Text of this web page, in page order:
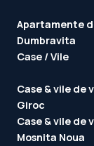
Apartamente
Dumbravita
Case / Vile
Case & vile de
Giroc
Case & vile de
Mosnita Noua